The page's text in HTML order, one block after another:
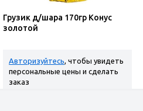
Грузик д/шара 170гр Конус
золотой
Авторизуйтесь, чтобы увидеть
персональные цены и сделать
заказ